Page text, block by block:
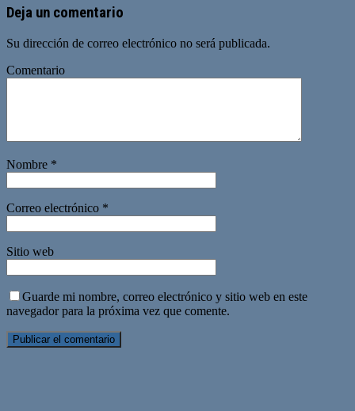
Deja un comentario
Su dirección de correo electrónico no será publicada.
Comentario
Nombre *
Correo electrónico *
Sitio web
Guarde mi nombre, correo electrónico y sitio web en este
navegador para la próxima vez que comente.